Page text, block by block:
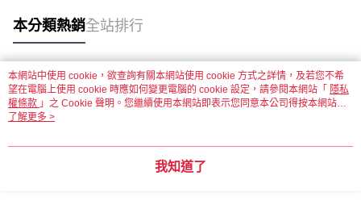
本分類熱銷全站排行
熱門標籤
本網站中使用 cookie，欲查詢有關本網站使用 cookie 方式之詳情，及若您不希
望在電腦上使用 cookie 時應如何變更電腦的 cookie 設定，請參閱本網站「 隱私
權條款 」之 Cookie 聲明。您繼續使用本網站即表示您同意本公司得按本網站使
用條款之 Cookie 聲明使用 cookie。
了解更多 >
我知道了